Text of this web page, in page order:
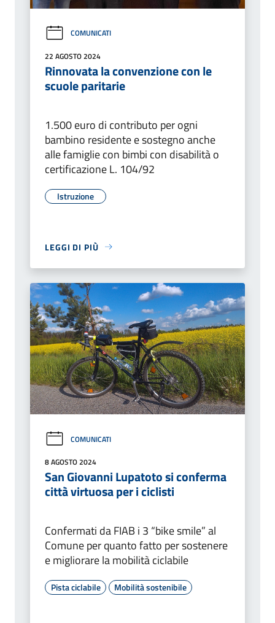
COMUNICATI
22 AGOSTO 2024
Rinnovata la convenzione con le
scuole paritarie
1.500 euro di contributo per ogni
bambino residente e sostegno anche
alle famiglie con bimbi con disabilità o
certificazione L. 104/92
Istruzione
LEGGI DI PIÙ
COMUNICATI
8 AGOSTO 2024
San Giovanni Lupatoto si conferma
città virtuosa per i ciclisti
Confermati da FIAB i 3 “bike smile” al
Comune per quanto fatto per sostenere
e migliorare la mobilità ciclabile
Pista ciclabile Mobilità sostenibile